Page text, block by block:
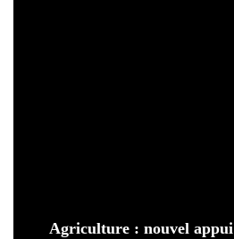
Agriculture : nouvel appui